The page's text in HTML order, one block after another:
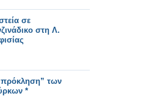
σε
στη Λ.
των
*